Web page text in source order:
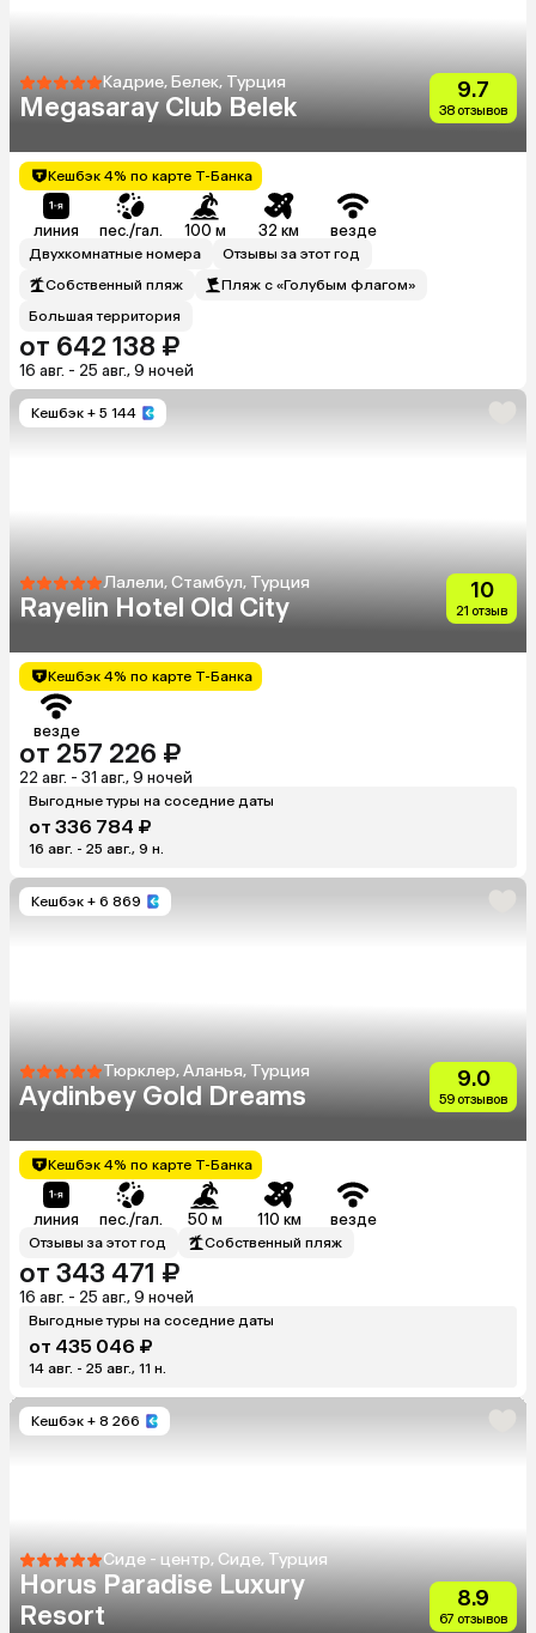
Кадрие, Белек, Турция
Megasaray Club Belek
9.7
38 отзывов
Кешбэк 4% по карте Т-Банка
линия пес./гал. 100 м 32 км везде
Двухкомнатные номера
Отзывы за этот год
Собственный пляж
Пляж с «Голубым флагом»
Большая территория
от 642 138 ₽
16 авг. - 25 авг., 9 ночей
Кешбэк + 5 144
Лалели, Стамбул, Турция
Rayelin Hotel Old City
10
21 отзыв
Кешбэк 4% по карте Т-Банка
везде
от 257 226 ₽
22 авг. - 31 авг., 9 ночей
Выгодные туры на соседние даты
от 336 784 ₽
16 авг. - 25 авг., 9 н.
Кешбэк + 6 869
Тюрклер, Аланья, Турция
Aydinbey Gold Dreams
9.0
59 отзывов
Кешбэк 4% по карте Т-Банка
линия пес./гал. 50 м 110 км везде
Отзывы за этот год Собственный пляж
от 343 471 ₽
16 авг. - 25 авг., 9 ночей
Выгодные туры на соседние даты
от 435 046 ₽
14 авг. - 25 авг., 11 н.
Кешбэк + 8 266
Сиде - центр, Сиде, Турция
Horus Paradise Luxury
Resort
8.9
67 отзывов